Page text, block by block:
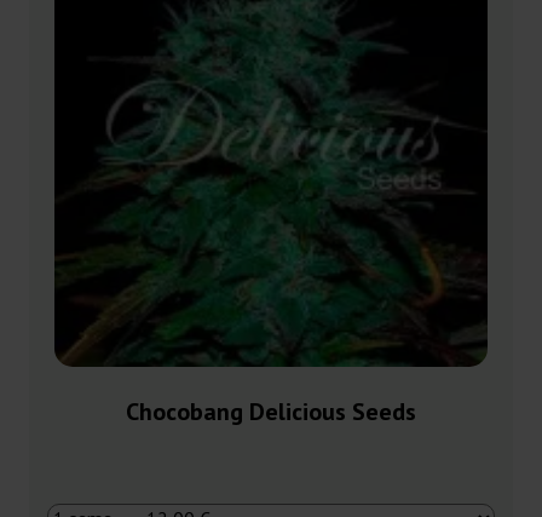
Chocobang Delicious Seeds